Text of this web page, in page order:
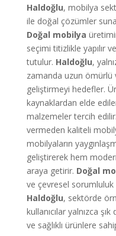
Haldoğlu, mobilya
ile doğal çözümler
Doğal mobilya
seçimi titizlikle yapılır
tutulur. Haldoğlu,
zamanda uzun
geliştirmeyi hedefler.
kaynaklardan elde
malzemeler tercih
vermeden kaliteli
mobilyaların
geliştirerek hem
araya getirir. Doğal
ve çevresel
Haldoğlu, sektörde
kullanıcılar yalnızca
ve sağlıklı ürünlere